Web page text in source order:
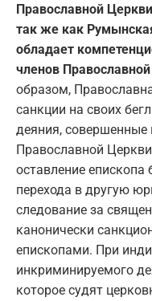
Православной
так же как
обладает
членов
образом,
санкции на своих
деяния, совершенные
Православной
оставление епископа
перехода в другую
следование за
канонически
епископами. При
инкриминируемого
которое судят